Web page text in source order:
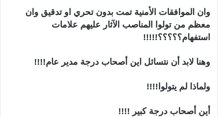
وان الموافقات الأمنية تمت بدون تحري او تدقيق وان
معظم من تولوا المناصب الآثار عليهم علامات
استفهام؟؟؟؟؟!!!!!
وهنا لابد أن نتسائل اين أصحاب درجة مدير عام!!!!
ولماذا لم يتولوا!!!!
أين أصحاب درجة كبير !!!!